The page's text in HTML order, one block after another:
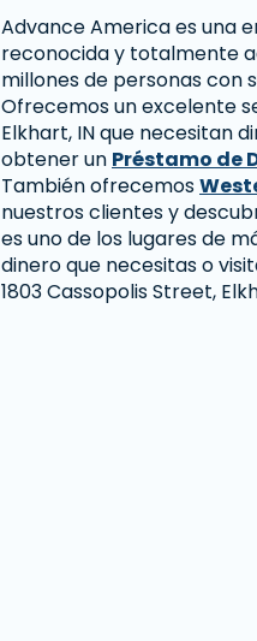
Advance America es una
reconocida y totalmente
millones de personas con
Ofrecemos un excelente
Elkhart, IN que necesitan
obtener un Préstamo de
También ofrecemos
nuestros clientes y
es uno de los lugares de
dinero que necesitas o
1803 Cassopolis Street,